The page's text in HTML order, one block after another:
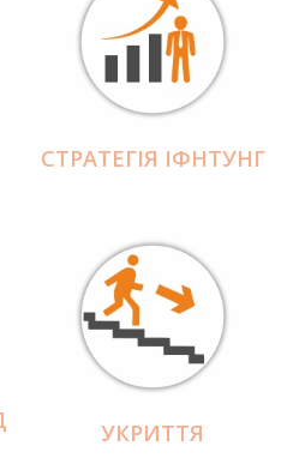
СТРАТЕГІЯ ІФНТУНГ
УКРИТТЯ